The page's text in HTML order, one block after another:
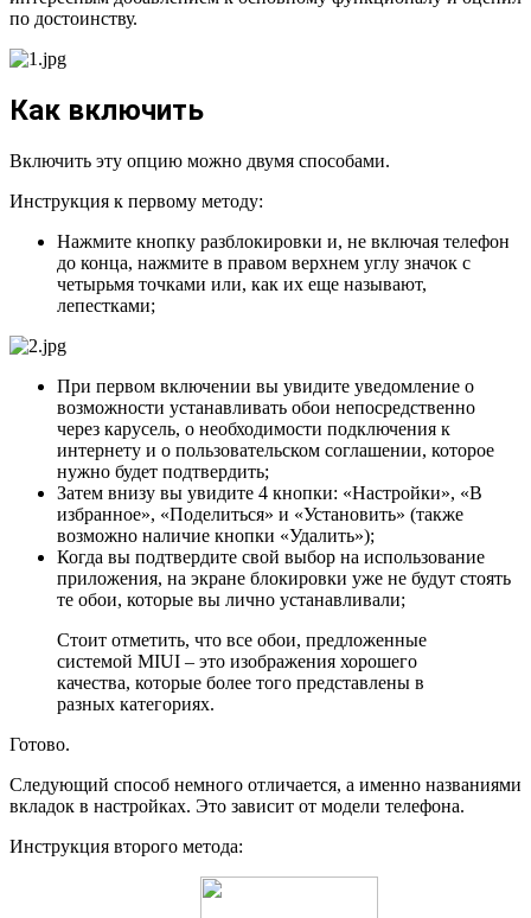
по достоинству.
Как включить
Включить эту опцию можно двумя способами.
Инструкция к первому методу:
Нажмите кнопку разблокировки и, не включая телефон
до конца, нажмите в правом верхнем углу значок с
четырьмя точками или, как их еще называют,
лепестками;
При первом включении вы увидите уведомление о
возможности устанавливать обои непосредственно
через карусель, о необходимости подключения к
интернету и о пользовательском соглашении, которое
нужно будет подтвердить;
Затем внизу вы увидите 4 кнопки: «Настройки», «В
избранное», «Поделиться» и «Установить» (также
возможно наличие кнопки «Удалить»);
Когда вы подтвердите свой выбор на использование
приложения, на экране блокировки уже не будут стоять
те обои, которые вы лично устанавливали;
Стоит отметить, что все обои, предложенные
системой MIUI – это изображения хорошего
качества, которые более того представлены в
разных категориях.
Готово.
Следующий способ немного отличается, а именно названиями
вкладок в настройках. Это зависит от модели телефона.
Инструкция второго метода: